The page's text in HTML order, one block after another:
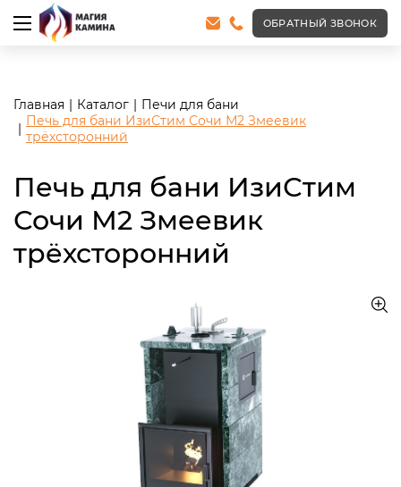
<meta name="robots" content="noindex, follow"/>
ОБРАТНЫЙ ЗВОНОК
Главная Каталог
Печи для бани
Печь для бани ИзиСтим Сочи М2 Змеевик
трёхсторонний
Печь для бани ИзиСтим
Сочи М2 Змеевик
трёхсторонний